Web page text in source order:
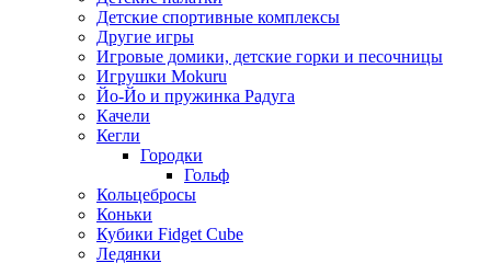
Детские спортивные комплексы
Другие игры
Игровые домики, детские горки и песочницы
Игрушки Mokuru
Йо-Йо и пружинка Радуга
Качели
Кегли
Городки
Гольф
Кольцебросы
Коньки
Кубики Fidget Cube
Ледянки